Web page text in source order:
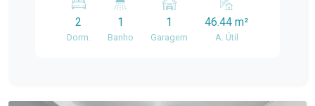
Connect JK, na Av. JK de Oliveira, este imóvel
oferece tudo que você precisa para morar bem e
com comodidade. A poucos metros do Carrefour,
2
Dorm.
1
Banho
1
Garagem
46.44 m²
A. Útil